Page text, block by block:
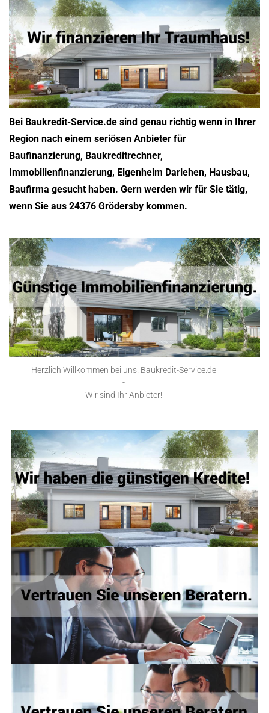
Bei Baukredit-Service.de sind genau richtig wenn in Ihrer
Region nach einem seriösen Anbieter für
Baufinanzierung, Baukreditrechner,
Immobilienfinanzierung, Eigenheim Darlehen, Hausbau,
Baufirma gesucht haben. Gern werden wir für Sie tätig,
wenn Sie aus 24376 Grödersby kommen.
Herzlich Willkommen bei uns. Baukredit-Service.de
-
Wir sind Ihr Anbieter!